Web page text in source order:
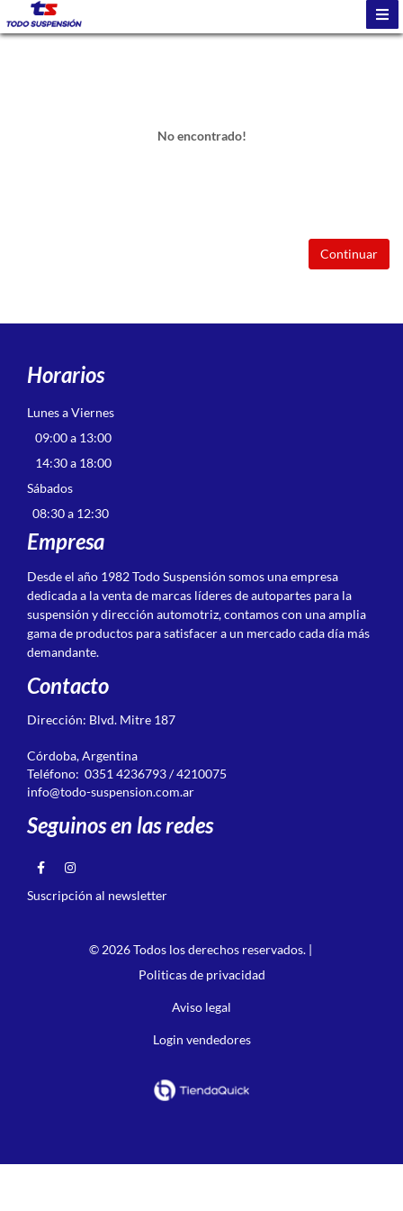
No encontrado!
Continuar
Horarios
Lunes a Viernes
09:00 a 13:00
14:30 a 18:00
Sábados
08:30 a 12:30
Empresa
Desde el año 1982 Todo Suspensión somos una empresa
dedicada a la venta de marcas líderes de autopartes para la
suspensión y dirección automotriz, contamos con una amplia
gama de productos para satisfacer a un mercado cada día más
demandante.
Contacto
Dirección: Blvd. Mitre 187
Córdoba, Argentina
Teléfono: 0351 4236793 / 4210075
info@todo-suspension.com.ar
Seguinos en las redes
Suscripción al newsletter
© 2026 Todos los derechos reservados. |
Politicas de privacidad
Aviso legal
Login vendedores